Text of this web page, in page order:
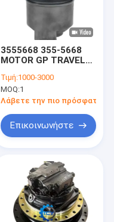
3555668 355-5668
MOTOR GP TRAVEL
320D2 320GC 318D
325C 325D 326C
326D 330D2 Travel
Τιμή:1000-3000
MOQ:1
Λάβετε την πιο πρόσφατη
Επικοινωνήστε